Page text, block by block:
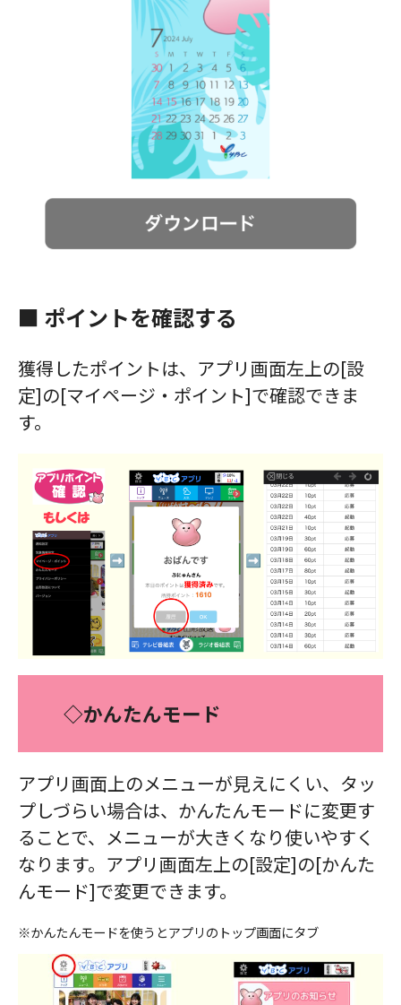
■ ポイントを確認する
獲得したポイントは、アプリ画面左上の[設
定]の[マイページ・ポイント]で確認できま
す。
◇かんたんモード
アプリ画面上のメニューが見えにくい、タッ
プしづらい場合は、かんたんモードに変更す
ることで、メニューが大きくなり使いやすく
なります。アプリ画面左上の[設定]の[かんた
んモード]で変更できます。
※かんたんモードを使うとアプリのトップ画面にタブ